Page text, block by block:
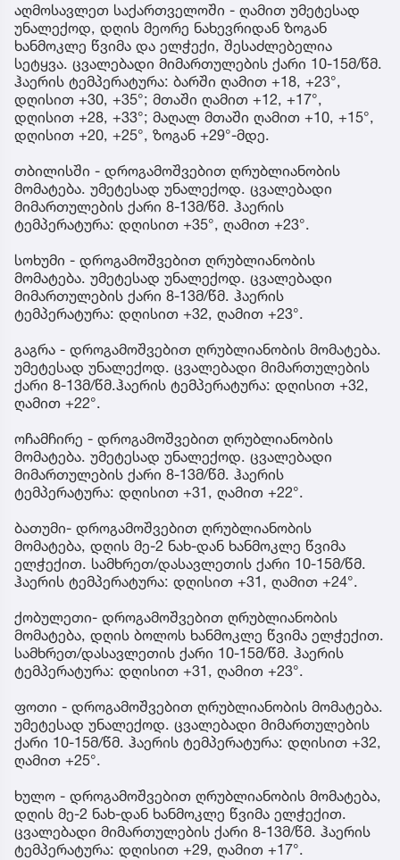
აღმოსავლეთ საქართველოში - ღამით უმეტესად
უნალექოდ, დღის მეორე ნახევრიდან ზოგან
ხანმოკლე წვიმა და ელჭექი, შესაძლებელია
სეტყვა. ცვალებადი მიმართულების ქარი 10-15მ/წმ.
ჰაერის ტემპერატურა: ბარში ღამით +18, +23°,
დღისით +30, +35°; მთაში ღამით +12, +17°,
დღისით +28, +33°; მაღალ მთაში ღამით +10, +15°,
დღისით +20, +25°, ზოგან +29°-მდე.
თბილისში - დროგამოშვებით ღრუბლიანობის
მომატება. უმეტესად უნალექოდ. ცვალებადი
მიმართულების ქარი 8-13მ/წმ. ჰაერის
ტემპერატურა: დღისით +35°, ღამით +23°.
სოხუმი - დროგამოშვებით ღრუბლიანობის
მომატება. უმეტესად უნალექოდ. ცვალებადი
მიმართულების ქარი 8-13მ/წმ. ჰაერის
ტემპერატურა: დღისით +32, ღამით +23°.
გაგრა - დროგამოშვებით ღრუბლიანობის მომატება.
უმეტესად უნალექოდ. ცვალებადი მიმართულების
ქარი 8-13მ/წმ.ჰაერის ტემპერატურა: დღისით +32,
ღამით +22°.
ოჩამჩირე - დროგამოშვებით ღრუბლიანობის
მომატება. უმეტესად უნალექოდ. ცვალებადი
მიმართულების ქარი 8-13მ/წმ. ჰაერის
ტემპერატურა: დღისით +31, ღამით +22°.
ბათუმი- დროგამოშვებით ღრუბლიანობის
მომატება, დღის მე-2 ნახ-დან ხანმოკლე წვიმა
ელჭექით. სამხრეთ/დასავლეთის ქარი 10-15მ/წმ.
ჰაერის ტემპერატურა: დღისით +31, ღამით +24°.
ქობულეთი- დროგამოშვებით ღრუბლიანობის
მომატება, დღის ბოლოს ხანმოკლე წვიმა ელჭექით.
სამხრეთ/დასავლეთის ქარი 10-15მ/წმ. ჰაერის
ტემპერატურა: დღისით +31, ღამით +23°.
ფოთი - დროგამოშვებით ღრუბლიანობის მომატება.
უმეტესად უნალექოდ. ცვალებადი მიმართულების
ქარი 10-15მ/წმ. ჰაერის ტემპერატურა: დღისით +32,
ღამით +25°.
ხულო - დროგამოშვებით ღრუბლიანობის მომატება,
დღის მე-2 ნახ-დან ხანმოკლე წვიმა ელჭექით.
ცვალებადი მიმართულების ქარი 8-13მ/წმ. ჰაერის
ტემპერატურა: დღისით +29, ღამით +17°.